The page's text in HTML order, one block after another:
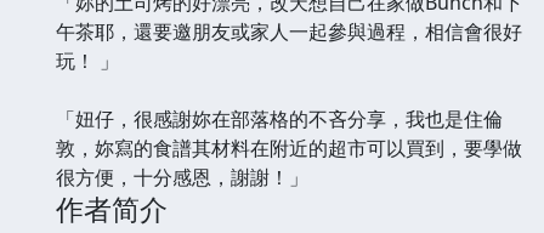
午茶耶，還要邀朋友或家人一起參與過程，相信會很好
玩！ 」
「妞仔，很感謝妳在部落格的不吝分享，我也是住倫
敦，妳寫的食譜其材料在附近的超市可以買到，要學做
很方便，十分感恩，謝謝！」
作者简介